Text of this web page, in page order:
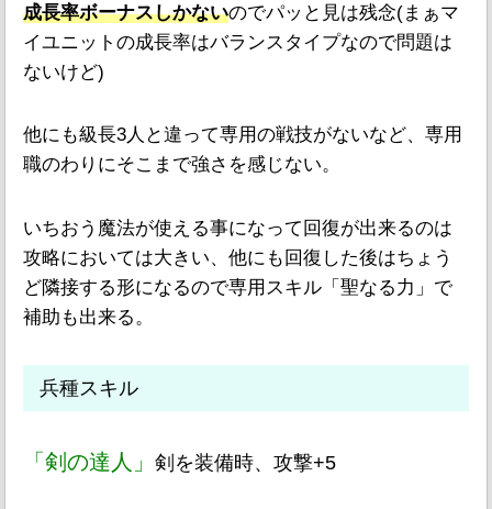
成長率ボーナスしかないのでパッと見は残念(まぁマ
イユニットの成長率はバランスタイプなので問題は
ないけど)
他にも級長3人と違って専用の戦技がないなど、専用
職のわりにそこまで強さを感じない。
いちおう魔法が使える事になって回復が出来るのは
攻略においては大きい、他にも回復した後はちょう
ど隣接する形になるので専用スキル「聖なる力」で
補助も出来る。
兵種スキル
「剣の達人」 剣を装備時、攻撃+5